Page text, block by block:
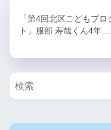
「第4回北区こどもプ
ト」服部 寿哉くん4年…